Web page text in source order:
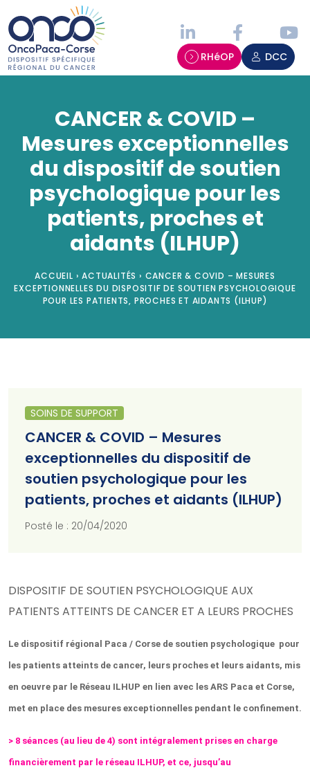
RHéOP DCC
CANCER & COVID –
Mesures exceptionnelles
du dispositif de soutien
psychologique pour les
patients, proches et
aidants (ILHUP)
ACCUEIL › ACTUALITÉS › CANCER & COVID – MESURES
EXCEPTIONNELLES DU DISPOSITIF DE SOUTIEN PSYCHOLOGIQUE
POUR LES PATIENTS, PROCHES ET AIDANTS (ILHUP)
SOINS DE SUPPORT
CANCER & COVID – Mesures
exceptionnelles du dispositif de
soutien psychologique pour les
patients, proches et aidants (ILHUP)
Posté le : 20/04/2020
DISPOSITIF DE SOUTIEN PSYCHOLOGIQUE AUX
PATIENTS ATTEINTS DE CANCER ET A LEURS PROCHES
Le dispositif régional Paca / Corse de soutien psychologique pour
les patients atteints de cancer, leurs proches et leurs aidants, mis
en oeuvre par le Réseau ILHUP en lien avec les ARS Paca et Corse,
met en place des mesures exceptionnelles pendant le confinement.
> 8 séances (au lieu de 4) sont intégralement prises en charge
financièrement par le réseau ILHUP, et ce, jusqu’au
Panneau de gestion des cookies